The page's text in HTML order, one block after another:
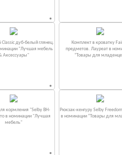
дуб-белый глянец.
"Лучшая мебель
Аксессуары"
Комплект в кроватку
предметов. Лауреат в
“Товары для
кормления "Selby BH-
в номинации "Лучшая
мебель"
Рюкзак-кенгуру Selby
в номинации “Товары для